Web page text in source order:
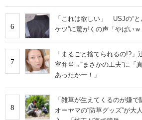
6
「これは欲しい」 USJの“
ケツ”に驚がくの声「やばいｗ
7
「まるごと捨てられるの!?
室弁当→“まさかの工夫”に「
あったかー！」
8
「雑草が生えてくるのが嫌
オーヤマの“防草グッズ”が